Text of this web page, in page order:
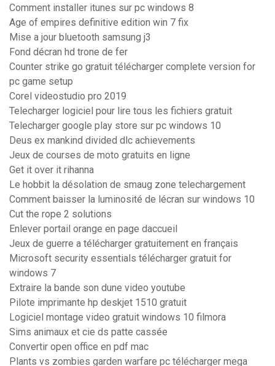
Comment installer itunes sur pc windows 8
Age of empires definitive edition win 7 fix
Mise a jour bluetooth samsung j3
Fond décran hd trone de fer
Counter strike go gratuit télécharger complete version for
pc game setup
Corel videostudio pro 2019
Telecharger logiciel pour lire tous les fichiers gratuit
Telecharger google play store sur pc windows 10
Deus ex mankind divided dlc achievements
Jeux de courses de moto gratuits en ligne
Get it over it rihanna
Le hobbit la désolation de smaug zone telechargement
Comment baisser la luminosité de lécran sur windows 10
Cut the rope 2 solutions
Enlever portail orange en page daccueil
Jeux de guerre a télécharger gratuitement en français
Microsoft security essentials télécharger gratuit for
windows 7
Extraire la bande son dune video youtube
Pilote imprimante hp deskjet 1510 gratuit
Logiciel montage video gratuit windows 10 filmora
Sims animaux et cie ds patte cassée
Convertir open office en pdf mac
Plants vs zombies garden warfare pc télécharger mega